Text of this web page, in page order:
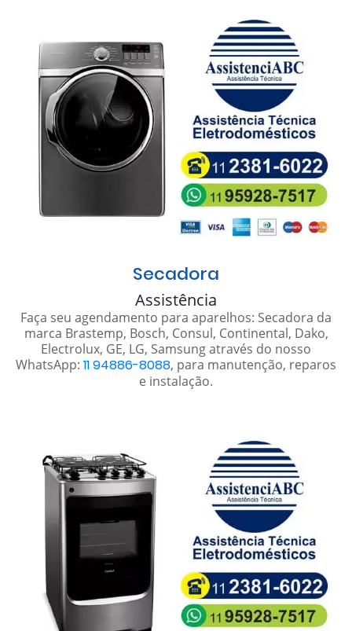
Secadora
Assistência
Faça seu agendamento para aparelhos: Secadora da
marca Brastemp, Bosch, Consul, Continental, Dako,
Electrolux, GE, LG, Samsung através do nosso
WhatsApp: 11 94886-8088, para manutenção, reparos
e instalação.